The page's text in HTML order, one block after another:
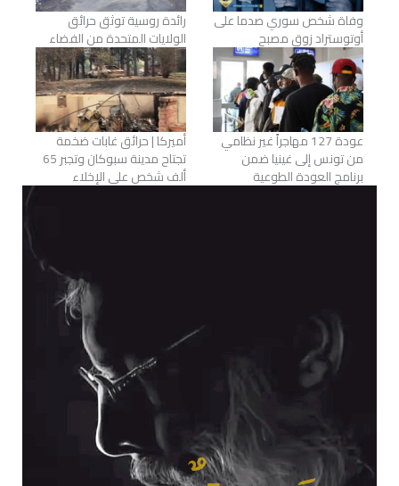
وفاة شخص سوري صدما على
أوتوستراد زوق مصبح
رائدة روسية توثق حرائق
الولايات المتحدة من الفضاء
عودة 127 مهاجراً غير نظامي
من تونس إلى غينيا ضمن
برنامج العودة الطوعية
أميركا | حرائق غابات ضخمة
تجتاح مدينة سبوكان وتجبر 65
ألف شخص على الإخلاء